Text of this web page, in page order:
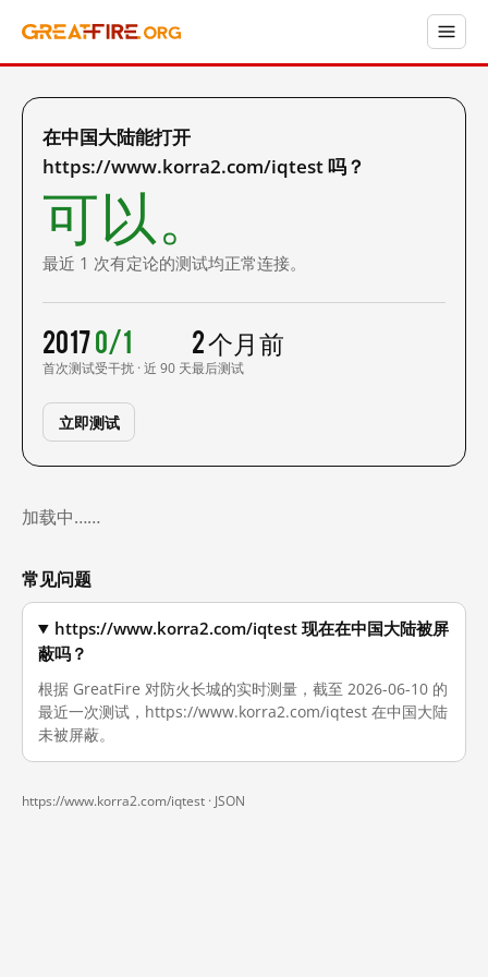
在中国大陆能打开
https://www.korra2.com/iqtest 吗？
可以。
最近 1 次有定论的测试均正常连接。
2017
首次测试
0/1
受干扰 · 近 90 天
2 个月前
最后测试
立即测试
加载中……
常见问题
https://www.korra2.com/iqtest 现在在中国大陆被屏
蔽吗？
根据 GreatFire 对防火长城的实时测量，截至 2026-06-10 的
最近一次测试，https://www.korra2.com/iqtest 在中国大陆
未被屏蔽。
https://www.korra2.com/iqtest · JSON